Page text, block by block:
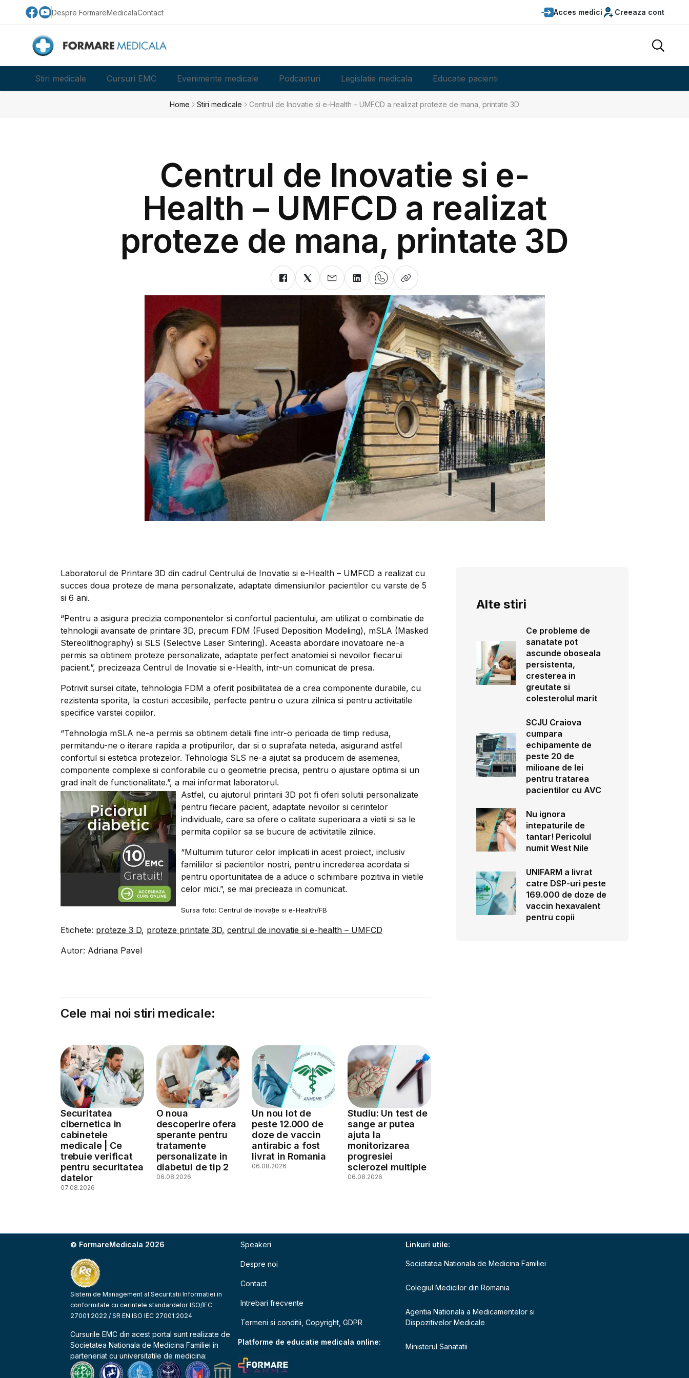
Despre FormareMedicalaContact Acces medici Creeaza cont
Stiri medicale Cursuri EMC Evenimente medicale Podcasturi Legislatie medicala Educatie pacienti
Home Stiri medicale Centrul de Inovatie si e-Health – UMFCD a realizat proteze de mana, printate 3D
Centrul de Inovatie si e-
Health – UMFCD a realizat
proteze de mana, printate 3D
Laboratorul de Printare 3D din cadrul Centrului de Inovatie si e-Health – UMFCD a realizat cu
succes doua proteze de mana personalizate, adaptate dimensiunilor pacientilor cu varste de 5
si 6 ani.
“Pentru a asigura precizia componentelor si confortul pacientului, am utilizat o combinatie de
tehnologii avansate de printare 3D, precum FDM (Fused Deposition Modeling), mSLA (Masked
Stereolithography) si SLS (Selective Laser Sintering). Aceasta abordare inovatoare ne-a
permis sa obtinem proteze personalizate, adaptate perfect anatomiei si nevoilor fiecarui
pacient.”, precizeaza Centrul de Inovatie si e-Health, intr-un comunicat de presa.
Potrivit sursei citate, tehnologia FDM a oferit posibilitatea de a crea componente durabile, cu
rezistenta sporita, la costuri accesibile, perfecte pentru o uzura zilnica si pentru activitatile
specifice varstei copiilor.
“Tehnologia mSLA ne-a permis sa obtinem detalii fine intr-o perioada de timp redusa,
permitandu-ne o iterare rapida a protipurilor, dar si o suprafata neteda, asigurand astfel
confortul si estetica protezelor. Tehnologia SLS ne-a ajutat sa producem de asemenea,
componente complexe si conforabile cu o geometrie precisa, pentru o ajustare optima si un
grad inalt de functionalitate.”, a mai informat laboratorul.
Astfel, cu ajutorul printarii 3D pot fi oferi solutii personalizate
pentru fiecare pacient, adaptate nevoilor si cerintelor
individuale, care sa ofere o calitate superioara a vietii si sa le
permita copiilor sa se bucure de activitatile zilnice.
“Multumim tuturor celor implicati in acest proiect, inclusiv
familiilor si pacientilor nostri, pentru increderea acordata si
pentru oportunitatea de a aduce o schimbare pozitiva in vietile
celor mici.”, se mai precieaza in comunicat.
Sursa foto: Centrul de Inovație si e-Health/FB
Etichete: proteze 3 D, proteze printate 3D, centrul de inovatie si e-health – UMFCD
Autor: Adriana Pavel
Cele mai noi stiri medicale:
Securitatea
cibernetica in
cabinetele
medicale | Ce
trebuie verificat
pentru securitatea
datelor
07.08.2026
O noua
descoperire ofera
sperante pentru
tratamente
personalizate in
diabetul de tip 2
06.08.2026
Un nou lot de
peste 12.000 de
doze de vaccin
antirabic a fost
livrat in Romania
06.08.2026
Studiu: Un test de
sange ar putea
ajuta la
monitorizarea
progresiei
sclerozei multiple
06.08.2026
Alte stiri
Ce probleme de
sanatate pot
ascunde oboseala
persistenta,
cresterea in
greutate si
colesterolul marit
SCJU Craiova
cumpara
echipamente de
peste 20 de
milioane de lei
pentru tratarea
pacientilor cu AVC
Nu ignora
intepaturile de
tantar! Pericolul
numit West Nile
UNIFARM a livrat
catre DSP-uri peste
169.000 de doze de
vaccin hexavalent
pentru copii
© FormareMedicala 2026
Sistem de Management al Securitatii Informatiei in
conformitate cu cerintele standardelor ISO/IEC
27001:2022 / SR EN ISO IEC 27001:2024
Cursurile EMC din acest portal sunt realizate de
Societatea Nationala de Medicina Familiei in
parteneriat cu universitatile de medicina:
Speakeri
Despre noi
Contact
Intrebari frecvente
Termeni si conditii, Copyright, GDPR
Platforme de educatie medicala online:
Linkuri utile:
Societatea Nationala de Medicina Familiei
Colegiul Medicilor din Romania
Agentia Nationala a Medicamentelor si
Dispozitivelor Medicale
Ministerul Sanatatii